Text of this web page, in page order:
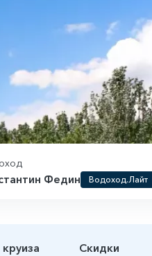
Федин Водоход.Лайт
Скидки